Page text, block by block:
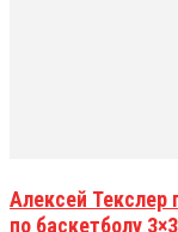
Алексей Текслер
по баскетболу 3×3